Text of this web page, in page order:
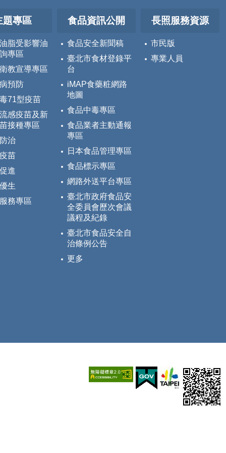
題專區
脂受影響油
專區
教宣導專區
預防
71型疫苗
感疫苗及新
接種專區
治
苗
進
生
務專區
食品資訊公開
食品安全新聞稿
臺北市食材登錄平
台
iMAP食藥粧網路
地圖
食品中毒專區
食品業者主動通報
專區
日本食品管理專區
食品標示專區
網路外送平台專區
臺北市政府食品安
全委員會歷次會議
議程及紀錄
臺北市食品安全自
治條例公告
更多
長照服務資源
市民版
專業人員